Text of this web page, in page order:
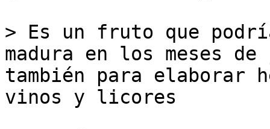
> Es un fruto que
madura en los meses
también para elaborar
vinos y licores